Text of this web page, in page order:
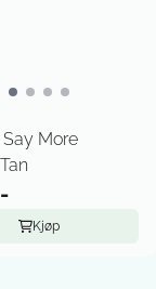
Say More
Kjøp